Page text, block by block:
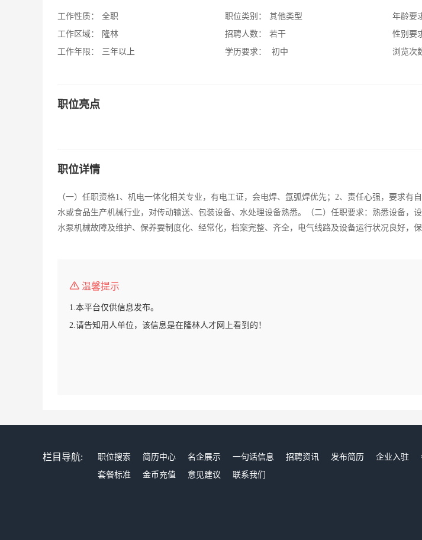
工作性质：
全职
工作区域：
隆林
工作年限：
三年以上
职位类别：
其他类型
招聘人数：
若干
学历要求：
初中
年龄要
性别要
浏览次
职位亮点
职位详情
（一）任职资格1、机电一体化相关专业，有电工证，会电焊、氩弧焊优先；2、责任心强，要求有
水或食品生产机械行业，对传动输送、包装设备、水处理设备熟悉。（二）任职要求：熟悉设备，
水泵机械故障及维护、保养要制度化、经常化，档案完整、齐全，电气线路及设备运行状况良好，
温馨提示
1.本平台仅供信息发布。
2.请告知用人单位，该信息是在隆林人才网上看到的！
栏目导航: 职位搜索 简历中心 名企展示 一句话信息 招聘资讯 发布简历 企业入驻
套餐标准
金币充值 意见建议 联系我们